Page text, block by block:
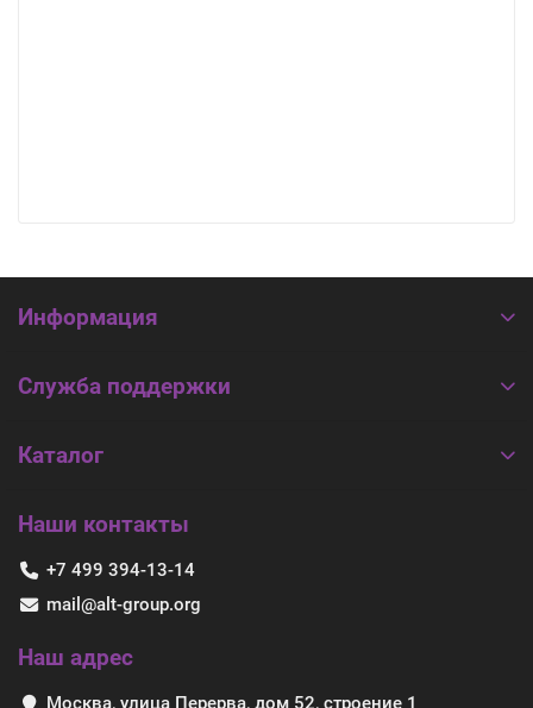
Информация
Служба поддержки
Каталог
Наши контакты
+7 499 394-13-14
mail@alt-group.org
Наш адрес
Москва, улица Перерва, дом 52, строение 1